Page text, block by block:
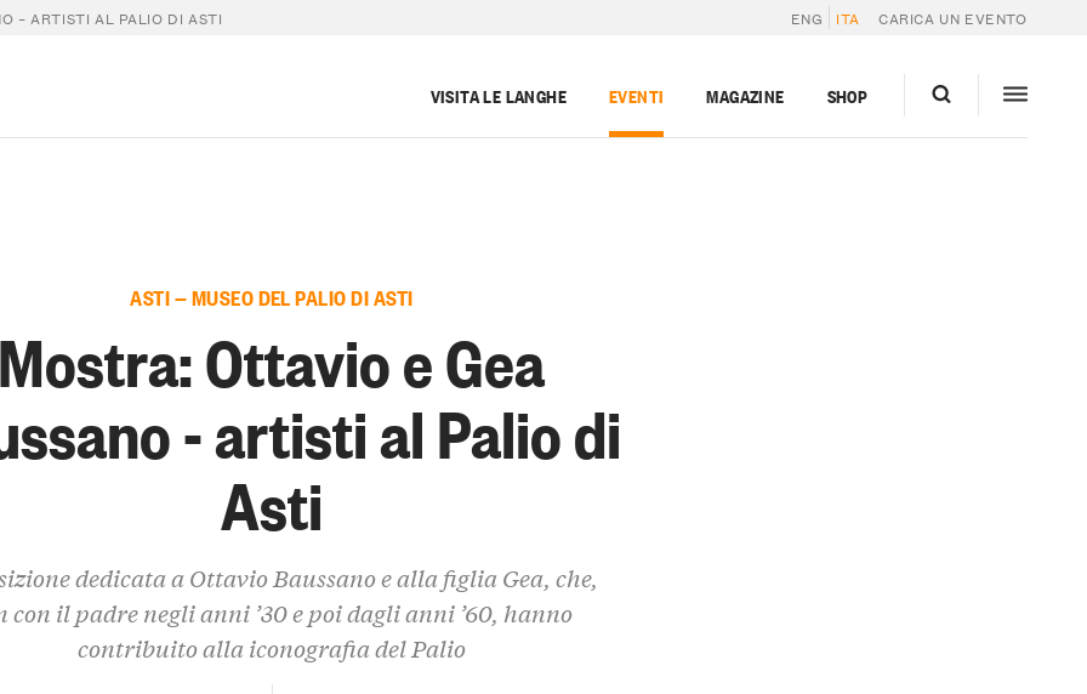
– ARTISTI AL PALIO DI ASTI ENG ITA CARICA UN EVENTO
VISITA LE LANGHE EVENTI MAGAZINE SHOP
ASTI — MUSEO DEL PALIO DI ASTI
Mostra: Ottavio e Gea
- artisti al Palio di
Asti
dedicata a Ottavio Baussano e alla figlia Gea, che,
con il padre negli anni ’30 e poi dagli anni ’60, hanno
contribuito alla iconografia del Palio